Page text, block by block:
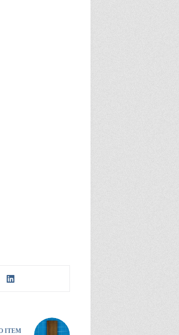
ITEM